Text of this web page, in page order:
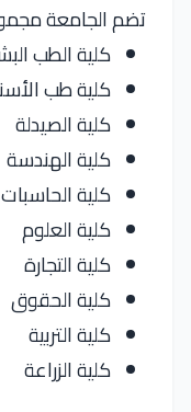
تضم الجامعة
كلية الطب
كلية طب
كلية الصيدلة
كلية الهندسة
كلية
كلية العلوم
كلية التجارة
كلية الحقوق
كلية التربية
كلية الزراعة